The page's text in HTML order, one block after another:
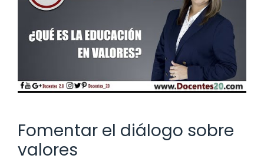
Fomentar el diálogo sobre
valores